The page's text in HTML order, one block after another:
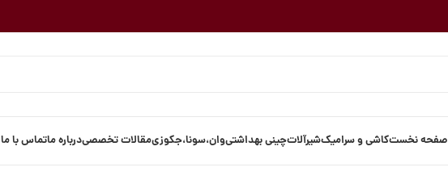
صفحه نخستکاشی و سرامیکشیرآلاتچینی بهداشتیوان،سونا،جکوزیمقالات تخصصیدرباره ماتماس با ما